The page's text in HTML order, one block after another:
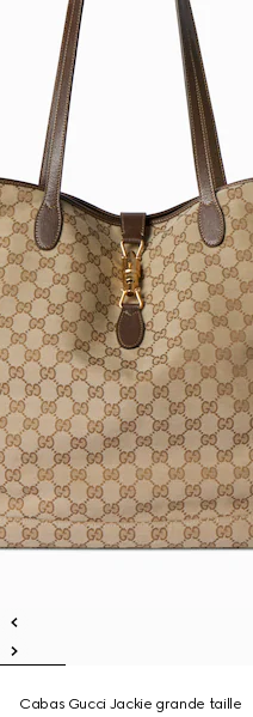
Cabas Gucci Jackie grande taille